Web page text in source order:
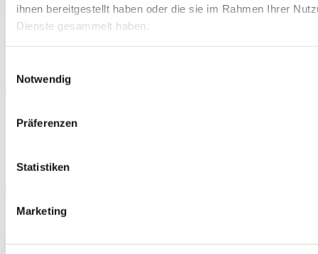
ihnen bereitgestellt haben oder die sie im Rahmen Ihrer
Dienste gesammelt haben.
Notwendig
Präferenzen
Statistiken
Marketing
(*)
Anti-Roboter-Verifizierung
Keine Gebühren
TOP Preise
Gold- und Schmuckankauf in Leipzig:
vielfältige Leistungen